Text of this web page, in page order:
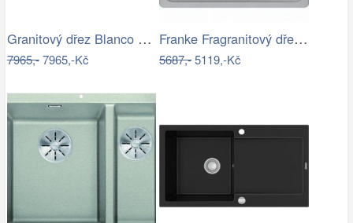
Granitový dřez Blanco ZIA XL 6 S…
7965,-7965,-Kč
Franke Fragranitový dřez BFG 611-62,…
5687,-5119,-Kč